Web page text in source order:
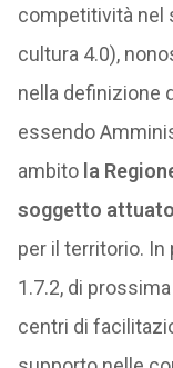
competitività nel
cultura 4.0),
nella definizione
essendo
ambito la
soggetto
per il territorio. In
1.7.2, di
centri di